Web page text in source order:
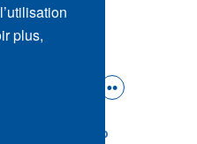
tl_shop
plus,